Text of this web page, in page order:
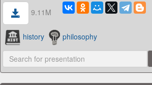
9.11M
history philosophy